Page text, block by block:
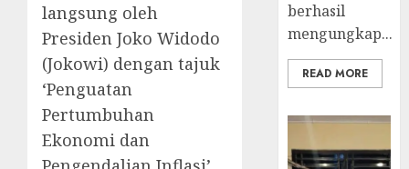
langsung oleh
Presiden Joko Widodo
(Jokowi) dengan tajuk
‘Penguatan
Pertumbuhan
Ekonomi dan
berhasil
mengungkap...
READ MORE